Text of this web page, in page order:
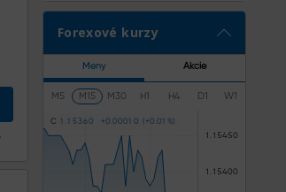
Forexové kurzy
Meny Akcie
M5 M15 M30 H1 H4 D1 W1
C 1 .1 5 3 60 +0 .0001 0 ( +0 .01 %